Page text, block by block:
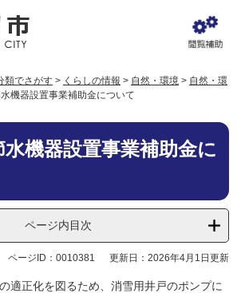
類でさがす > くらしの情報 > 自然・環境 > 自然・環
機器設置事業補助金について
機器設置事業補助金に
ページ内目次
ページID：0010381 更新日：2026年4月1日更新
適正化を図るため、消雪用井戸のポンプに